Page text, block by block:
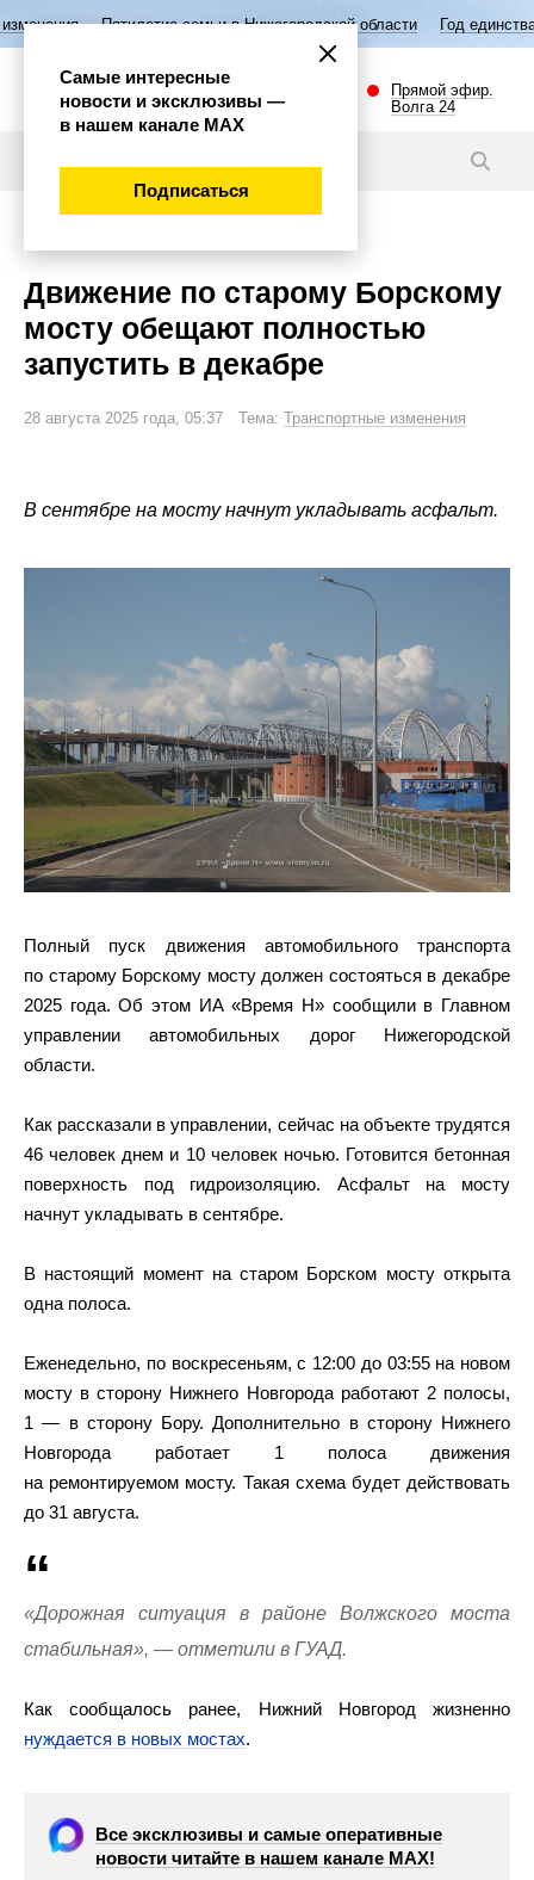
семьи в Нижегородской области Год единства народов России
Прямой эфир.
Волга 24
Движение по старому Борскому
мосту обещают полностью
запустить в декабре
28 августа 2025 года, 05:37 Тема: Транспортные изменения
В сентябре на мосту начнут укладывать асфальт.
Полный пуск движения автомобильного транспорта
по старому Борскому мосту должен состояться в декабре
2025 года. Об этом ИА «Время Н» сообщили в Главном
управлении автомобильных дорог Нижегородской
области.
Как рассказали в управлении, сейчас на объекте трудятся
46 человек днем и 10 человек ночью. Готовится бетонная
поверхность под гидроизоляцию. Асфальт на мосту
начнут укладывать в сентябре.
В настоящий момент на старом Борском мосту открыта
одна полоса.
Еженедельно, по воскресеньям, с 12:00 до 03:55 на новом
мосту в сторону Нижнего Новгорода работают 2 полосы,
1 — в сторону Бору. Дополнительно в сторону Нижнего
Новгорода работает 1 полоса движения
на ремонтируемом мосту. Такая схема будет действовать
до 31 августа.
«Дорожная ситуация в районе Волжского моста
стабильная», — отметили в ГУАД.
Как сообщалось ранее, Нижний Новгород жизненно
нуждается в новых мостах.
Все эксклюзивы и самые оперативные
новости читайте в нашем канале МАХ!
Самые интересные
новости и эксклюзивы —
в нашем канале МАХ
Подписаться